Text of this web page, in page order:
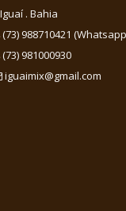
. Bahia
(73) 988710421
(73) 981000930
iguaimix@gmail.com